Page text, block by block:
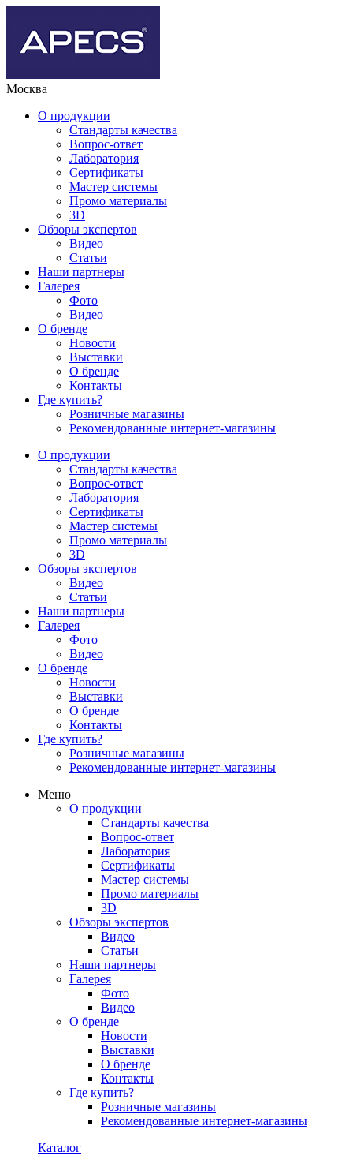
Москва
О продукции
Стандарты качества
Вопрос-ответ
Лаборатория
Сертификаты
Мастер системы
Промо материалы
3D
Обзоры экспертов
Видео
Статьи
Наши партнеры
Галерея
Фото
Видео
О бренде
Новости
Выставки
О бренде
Контакты
Где купить?
Розничные магазины
Рекомендованные интернет-магазины
О продукции
Стандарты качества
Вопрос-ответ
Лаборатория
Сертификаты
Мастер системы
Промо материалы
3D
Обзоры экспертов
Видео
Статьи
Наши партнеры
Галерея
Фото
Видео
О бренде
Новости
Выставки
О бренде
Контакты
Где купить?
Розничные магазины
Рекомендованные интернет-магазины
Меню
О продукции
Стандарты качества
Вопрос-ответ
Лаборатория
Сертификаты
Мастер системы
Промо материалы
3D
Обзоры экспертов
Видео
Статьи
Наши партнеры
Галерея
Фото
Видео
О бренде
Новости
Выставки
О бренде
Контакты
Где купить?
Розничные магазины
Рекомендованные интернет-магазины
Каталог